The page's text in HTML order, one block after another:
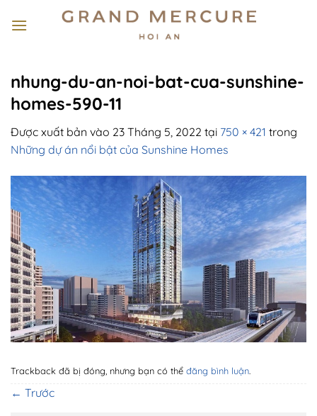
qua
nhung-du-an-noi-bat-cua-sunshine-
homes-590-11
Được xuất bản vào 23 Tháng 5, 2022 tại 750 × 421 trong
Những dự án nổi bật của Sunshine Homes
Trackback đã bị đóng, nhưng bạn có thể đăng bình luận.
← Trước